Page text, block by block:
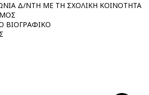
Δ/ΝΤΗ ΜΕ ΤΗ ΣΧΟΛΙΚΗ ΚΟΙΝΟΤΗΤΑ
ΒΙΟΓΡΑΦΙΚΟ